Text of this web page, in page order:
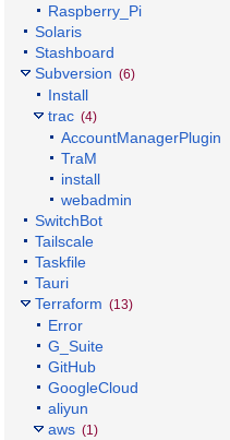
Raspberry_Pi
Solaris
Stashboard
Subversion (6)
Install
trac (4)
AccountManagerPlugin
TraM
install
webadmin
SwitchBot
Tailscale
Taskfile
Tauri
Terraform (13)
Error
G_Suite
GitHub
GoogleCloud
aliyun
aws (1)